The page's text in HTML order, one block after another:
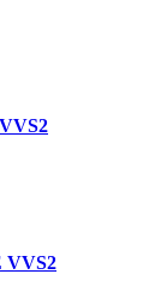
VVS2